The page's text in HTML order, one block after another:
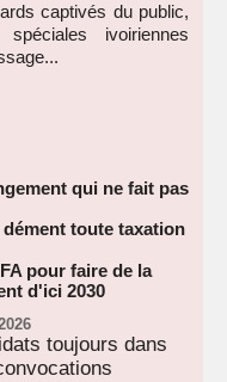
captivés du public,
ivoiriennes
qui ne fait pas
toute taxation
pour faire de la
d'ici 2030
toujours dans